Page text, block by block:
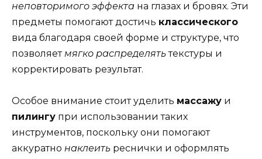
неповторимого эффекта на глазах и бровях. Эти
предметы помогают достичь классического
вида благодаря своей форме и структуре, что
позволяетмягко распределятьтекстуры и
корректировать результат.
Особое внимание стоит уделить массажу и
пилингу при использовании таких
инструментов, поскольку они помогают
аккуратно наклеить реснички и оформлять